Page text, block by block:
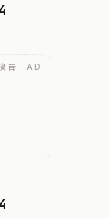
告 · AD